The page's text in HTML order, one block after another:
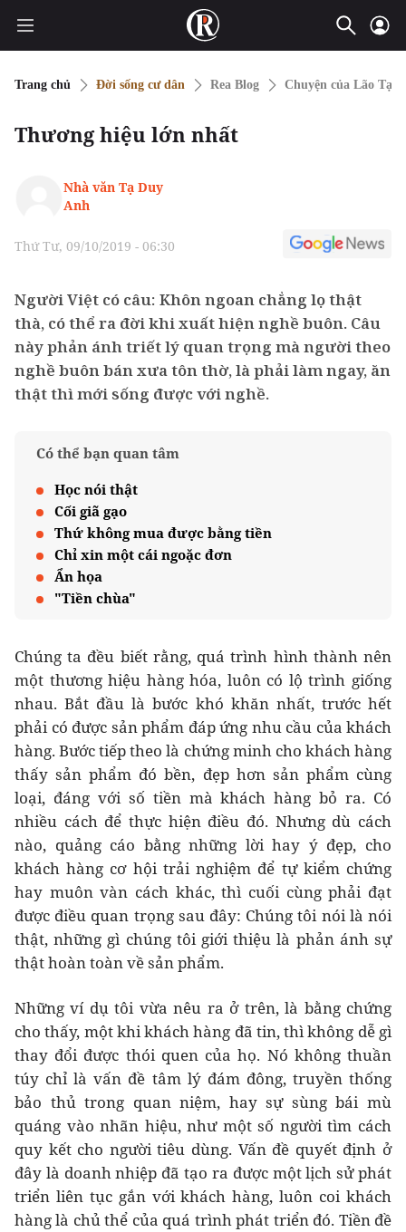
Trang chủ Đời sống cư dân Rea Blog Chuyện của Lão Tạ
Thương hiệu lớn nhất
Nhà văn Tạ Duy
Anh
Thứ Tư, 09/10/2019 - 06:30
Người Việt có câu: Khôn ngoan chẳng lọ thật
thà, có thể ra đời khi xuất hiện nghề buôn. Câu
này phản ánh triết lý quan trọng mà người theo
nghề buôn bán xưa tôn thờ, là phải làm ngay, ăn
thật thì mới sống được với nghề.
Có thể bạn quan tâm
Học nói thật
Cối giã gạo
Thứ không mua được bằng tiền
Chỉ xin một cái ngoặc đơn
Ẩn họa
"Tiền chùa"
Chúng ta đều biết rằng, quá trình hình thành nên
một thương hiệu hàng hóa, luôn có lộ trình giống
nhau. Bắt đầu là bước khó khăn nhất, trước hết
phải có được sản phẩm đáp ứng nhu cầu của khách
hàng. Bước tiếp theo là chứng minh cho khách hàng
thấy sản phẩm đó bền, đẹp hơn sản phẩm cùng
loại, đáng với số tiền mà khách hàng bỏ ra. Có
nhiều cách để thực hiện điều đó. Nhưng dù cách
nào, quảng cáo bằng những lời hay ý đẹp, cho
khách hàng cơ hội trải nghiệm để tự kiểm chứng
hay muôn vàn cách khác, thì cuối cùng phải đạt
được điều quan trọng sau đây: Chúng tôi nói là nói
thật, những gì chúng tôi giới thiệu là phản ánh sự
thật hoàn toàn về sản phẩm.
Những ví dụ tôi vừa nêu ra ở trên, là bằng chứng
cho thấy, một khi khách hàng đã tin, thì không dễ gì
thay đổi được thói quen của họ. Nó không thuần
túy chỉ là vấn đề tâm lý đám đông, truyền thống
bảo thủ trong quan niệm, hay sự sùng bái mù
quáng vào nhãn hiệu, như một số người tìm cách
quy kết cho người tiêu dùng. Vấn đề quyết định ở
đây là doanh nhiệp đã tạo ra được một lịch sử phát
triển liên tục gắn với khách hàng, luôn coi khách
hàng là chủ thể của quá trình phát triển đó. Tiền đề